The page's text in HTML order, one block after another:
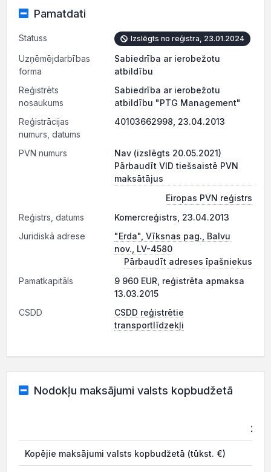
Pamatdati
Statuss Izslēgts no reģistra, 23.01.2024
Uzņēmējdarbības
forma
Sabiedrība ar ierobežotu
atbildību
Reģistrēts
nosaukums
Sabiedrība ar ierobežotu
atbildību "PTG Management"
Reģistrācijas
numurs, datums
40103662998, 23.04.2013
PVN numurs
Nav (izslēgts 20.05.2021)
Pārbaudīt VID tiešsaistē PVN
maksātājus
Eiropas PVN reģistrs
Reģistrs, datums
Komercreģistrs, 23.04.2013
Juridiskā adrese
"Erda", Vīksnas pag., Balvu
nov., LV-4580
Pārbaudīt adreses īpašniekus
Pamatkapitāls
9 960 EUR, reģistrēta apmaksa
13.03.2015
CSDD
CSDD reģistrētie
transportlīdzekļi
Nodokļu maksājumi valsts kopbudžetā
Kopējie maksājumi valsts kopbudžetā (tūkst. €)